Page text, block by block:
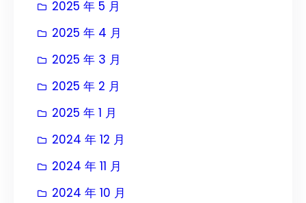
2025 年 5 月
2025 年 4 月
2025 年 3 月
2025 年 2 月
2025 年 1 月
2024 年 12 月
2024 年 11 月
2024 年 10 月